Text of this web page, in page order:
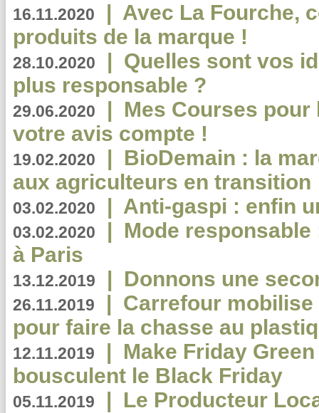
16.11.2020 | Avec La Fourche,
produits de la marque !
28.10.2020 | Quelles sont vos
plus responsable ?
29.06.2020 | Mes Courses pour
votre avis compte !
19.02.2020 | BioDemain : la
aux agriculteurs en transition
03.02.2020 | Anti-gaspi : enfin
03.02.2020 | Mode
à Paris
13.12.2019 | Donnons une
26.11.2019 | Carrefour
pour faire la chasse au
12.11.2019 | Make Friday
bousculent le Black Friday
05.11.2019 | Le Producteur